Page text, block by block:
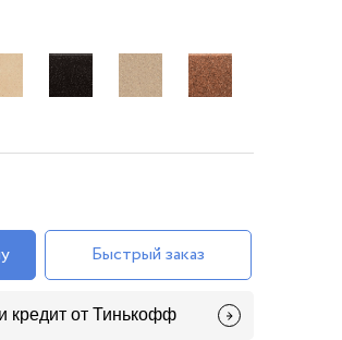
Быстрый заказ
кредит от Тинькофф